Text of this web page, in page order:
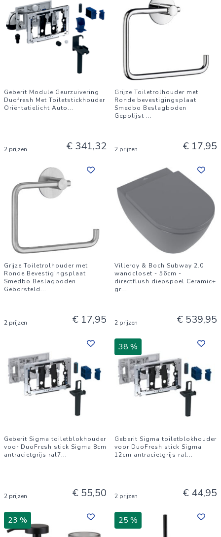
Geberit Module Geurzuivering
Duofresh Met Toiletstickhouder
Oriëntatielicht Auto...
2 prijzen € 341,32
Grijze Toiletrolhouder met
Ronde bevestigingsplaat
Smedbo Beslagboden
Gepolijst ...
2 prijzen € 17,95
Grijze Toiletrolhouder met
Ronde Bevestigingsplaat
Smedbo Beslagboden
Geborsteld...
2 prijzen € 17,95
Villeroy & Boch Subway 2.0
wandcloset - 56cm -
directflush diepspoel Ceramic+
gr...
2 prijzen € 539,95
Geberit Sigma toiletblokhouder
voor DuoFresh stick Sigma 8cm
antracietgrijs ral7...
2 prijzen € 55,50
38 %
Geberit Sigma toiletblokhouder
voor DuoFresh stick Sigma
12cm antracietgrijs ral...
2 prijzen € 44,95
23 % 25 %